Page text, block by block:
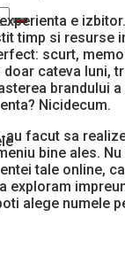
e
timp si resurse
scurt,
doar cateva luni,
brandului
Nicidecum.
au facut sa
bine ales.
tale online,
exploram
alege numele